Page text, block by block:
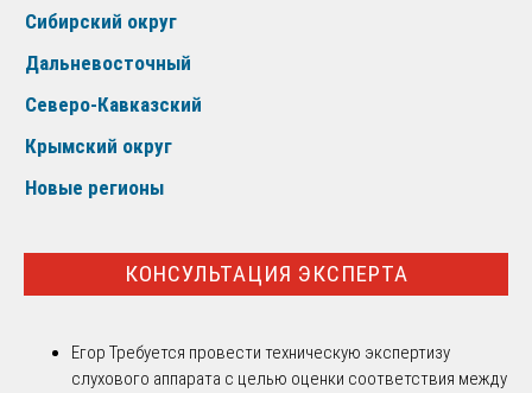
Сибирский округ
Дальневосточный
Северо-Кавказский
Крымский округ
Новые регионы
КОНСУЛЬТАЦИЯ ЭКСПЕРТА
Егор Требуется провести техническую экспертизу
слухового аппарата с целью оценки соответствия между